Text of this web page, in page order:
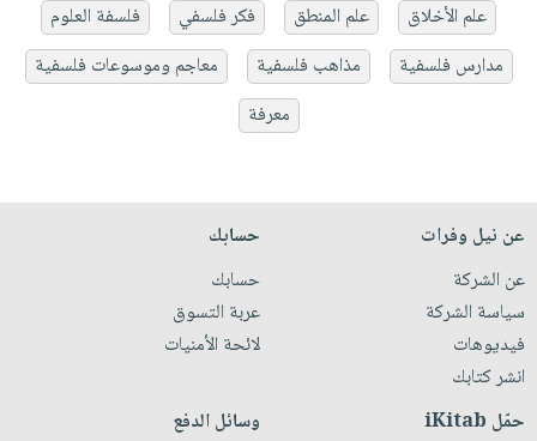
علم الأخلاق
علم المنطق فكر فلسفي
فلسفة العلوم
مدارس فلسفية
مذاهب فلسفية
معاجم وموسوعات فلسفية
معرفة
عن نيل وفرات
عن الشركة
سياسة الشركة
فيديوهات
انشر كتابك
حسابك
حسابك
عربة التسوق
لائحة الأمنيات
حمّل iKitab وسائل الدفع